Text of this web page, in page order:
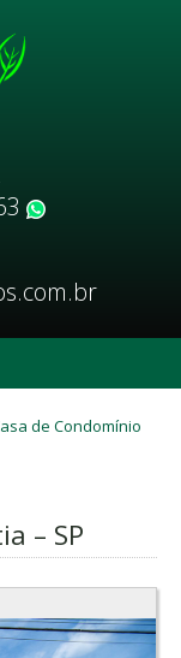
de Condomínio
– SP